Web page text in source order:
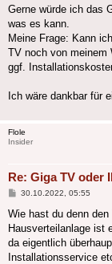
Gerne würde ich das
was es kann.
Meine Frage: Kann
TV noch von meinem
ggf.
Ich wäre dankbar für
Flole
Insider
Re: Giga TV oder
Beitrag
30.10.2022, 05:55
Wie hast du denn
Hausverteilanlage ist
da eigentlich
Installationsservice